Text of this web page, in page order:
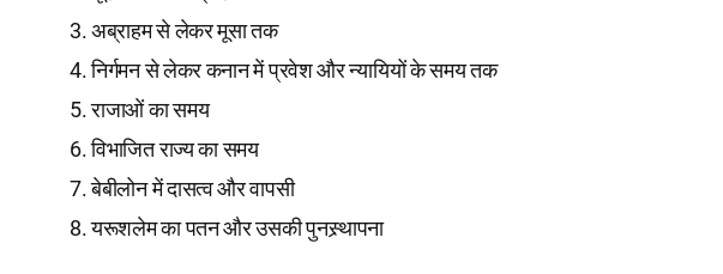
अब्राहम से लेकर मूसा तक
निर्गमन से लेकर कनान में प्रवेश और न्यायियों के समय तक
राजाओं का समय
विभाजित राज्य का समय
बेबीलोन में दासत्व और वापसी
यरूशलेम का पतन और उसकी पुनस्र्थापना